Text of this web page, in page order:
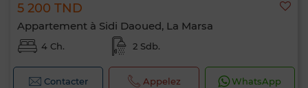
5 200 TND
Appartement à Sidi Daoued, La Marsa
4 Ch. 2 Sdb.
Contacter Appelez WhatsApp